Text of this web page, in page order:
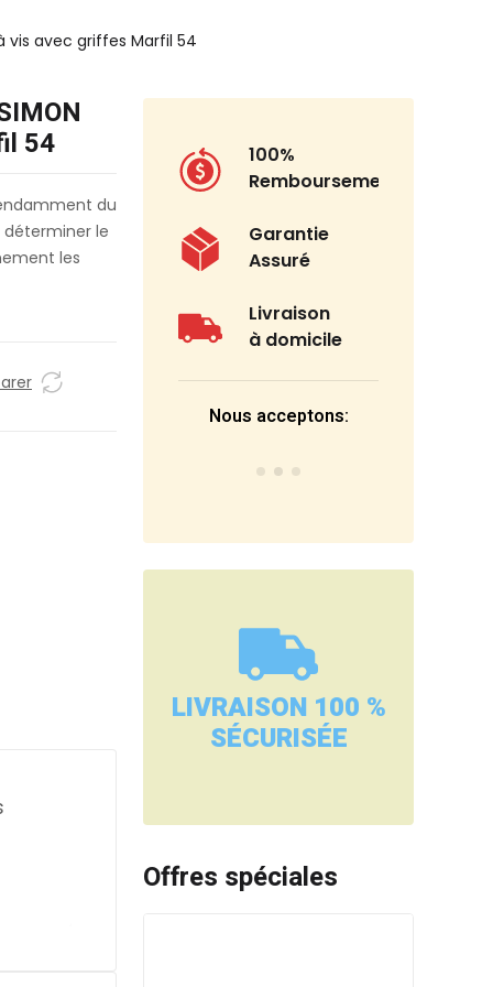
vis avec griffes Marfil 54
54
du
déterminer le
les
100%
Remboursement
Garantie
Assuré
Livraison
à domicile
Nous acceptons:
LIVRAISON 100 %
SÉCURISÉE
Offres spéciales